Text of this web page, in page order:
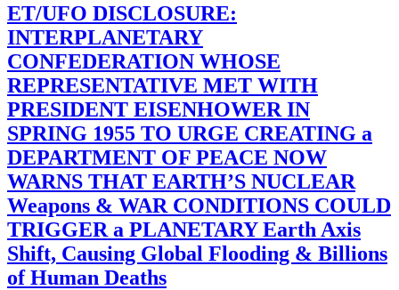
ET/UFO DISCLOSURE:
INTERPLANETARY
CONFEDERATION WHOSE
REPRESENTATIVE MET WITH
PRESIDENT EISENHOWER IN
SPRING 1955 TO URGE CREATING a
DEPARTMENT OF PEACE NOW
WARNS THAT EARTH’S NUCLEAR
Weapons & WAR CONDITIONS COULD
TRIGGER a PLANETARY Earth Axis
Shift, Causing Global Flooding & Billions
of Human Deaths